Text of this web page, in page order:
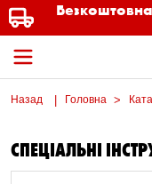
Назад Головна
СПЕЦІАЛЬНІ